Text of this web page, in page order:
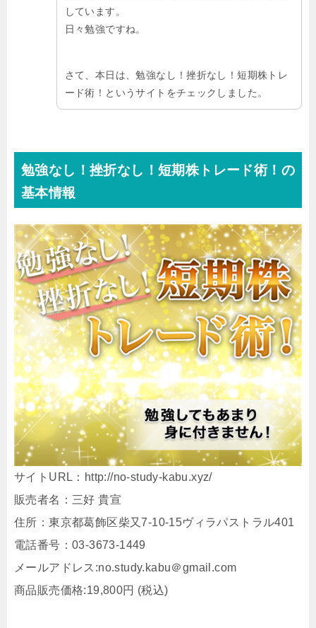
しています。
日々勉強ですね。
さて、本日は、勉強なし！挫折なし！短期株トレ
ード術！というサイトをチェックしました。
勉強なし！挫折なし！短期株トレード術！の
基本情報
サイトURL：http://no-study-kabu.xyz/
販売者名：三好 貴宣
住所：東京都葛飾区柴又7-10-15ヴィラパストラル401
電話番号：03-3673-1449
メールアドレス:no.study.kabu＠gmail.com
商品販売価格:19,800円 (税込)